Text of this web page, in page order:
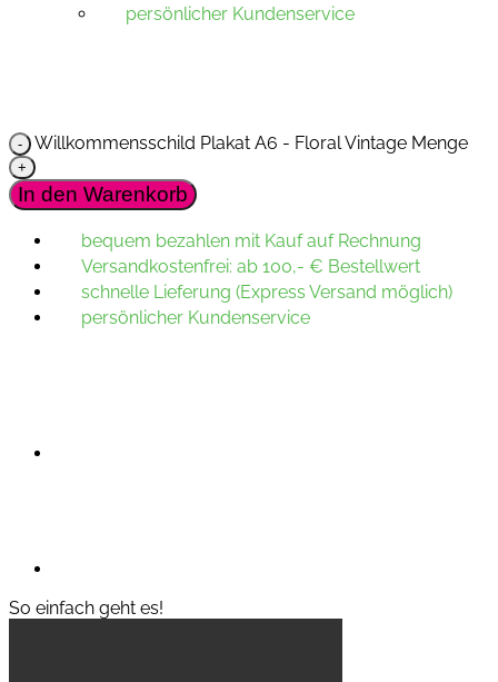
persönlicher Kundenservice
Willkommensschild Plakat A6 - Floral Vintage Menge
In den Warenkorb
bequem bezahlen mit Kauf auf Rechnung
Versandkostenfrei: ab 100,- € Bestellwert
schnelle Lieferung (Express Versand möglich)
persönlicher Kundenservice
So einfach geht es!